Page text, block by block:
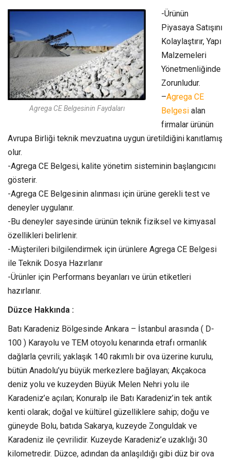
Agrega CE Belgesinin Faydaları
-Ürünün
Piyasaya Satışını
Kolaylaştırır, Yapı
Malzemeleri
Yönetmenliğinde
Zorunludur.
–Agrega CE
Belgesi alan
firmalar ürünün
Avrupa Birliği teknik mevzuatına uygun üretildiğini kanıtlamış
olur.
-Agrega CE Belgesi, kalite yönetim sisteminin başlangıcını
gösterir.
-Agrega CE Belgesinin alınması için ürüne gerekli test ve
deneyler uygulanır.
-Bu deneyler sayesinde ürünün teknik fiziksel ve kimyasal
özellikleri belirlenir.
-Müşterileri bilgilendirmek için ürünlere Agrega CE Belgesi
ile Teknik Dosya Hazırlanır
-Ürünler için Performans beyanları ve ürün etiketleri
hazırlanır.
Düzce Hakkında :
Batı Karadeniz Bölgesinde Ankara – İstanbul arasında ( D-
100 ) Karayolu ve TEM otoyolu kenarında etrafı ormanlık
dağlarla çevrili; yaklaşık 140 rakımlı bir ova üzerine kurulu,
bütün Anadolu’yu büyük merkezlere bağlayan; Akçakoca
deniz yolu ve kuzeyden Büyük Melen Nehri yolu ile
Karadeniz’e açılan; Konuralp ile Batı Karadeniz’in tek antik
kenti olarak; doğal ve kültürel güzelliklere sahip; doğu ve
güneyde Bolu, batıda Sakarya, kuzeyde Zonguldak ve
Karadeniz ile çevrilidir. Kuzeyde Karadeniz’e uzaklığı 30
kilometredir. Düzce, adından da anlaşıldığı gibi düz bir ova